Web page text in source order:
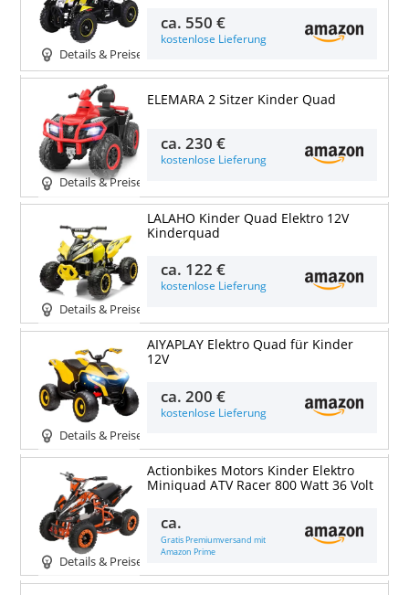
Details & Preise
ca. 550 €
kostenlose Lieferung
Details & Preise
ELEMARA 2 Sitzer Kinder Quad
ca.230 €
kostenlose Lieferung
Details & Preise
LALAHO Kinder Quad Elektro 12V
Kinderquad
ca. 122 €
kostenlose Lieferung
Details & Preise
AIYAPLAY Elektro Quad für Kinder
12V
ca.200 €
kostenlose Lieferung
Details & Preise
Actionbikes Motors Kinder Elektro
Miniquad ATV Racer 800 Watt 36 Volt
ca.
Gratis Premiumversand mit
Amazon Prime